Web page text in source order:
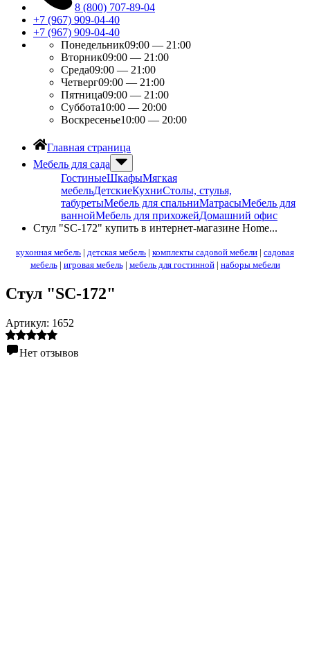
8 (800) 707-89-04
+7 (967) 909-04-40
+7 (967) 909-04-40
Понедельник09:00 — 21:00
Вторник09:00 — 21:00
Среда09:00 — 21:00
Четверг09:00 — 21:00
Пятница09:00 — 21:00
Суббота10:00 — 20:00
Воскресенье10:00 — 20:00
Главная страница
Мебель для сада
ГостиныеШкафыМягкая
мебельДетскиеКухниСтолы, стулья,
табуретыМебель для спальниМатрасыМебель для
ваннойМебель для прихожейДомашний офис
Стул "SC-172" купить в интернет-магазине Home...
кухонная мебель | детская мебель | комплекты садовой мебели | садовая
мебель| игровая мебель| мебель для гостинной| наборы мебели
Стул "SC-172"
Артикул: 1652
Нет отзывов